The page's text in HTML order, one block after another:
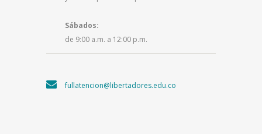
Sábados:
de 9:00 a.m. a 12:00 p.m.
fullatencion@libertadores.edu.co